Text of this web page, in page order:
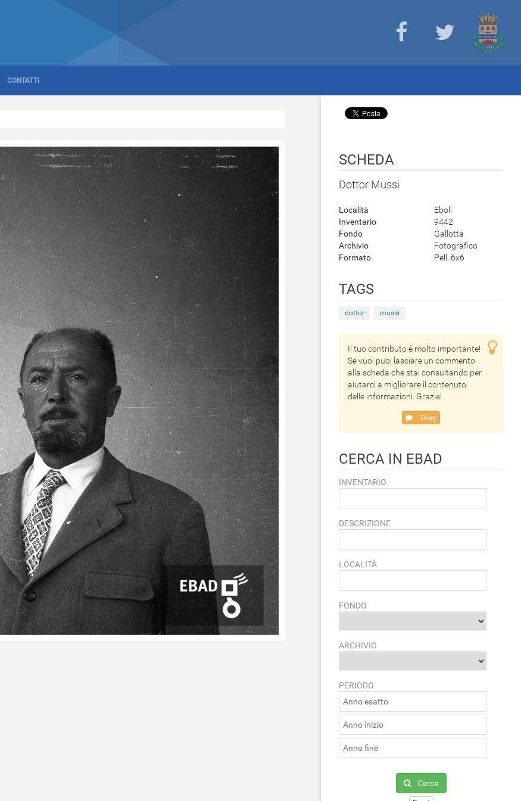
CONTATTI
SCHEDA
Dottor Mussi
Località
Eboli
Inventario
9442
Fondo
Gallotta
Archivio
Fotografico
Formato
Pell. 6x6
TAGS
dottor mussi
Il tuo contributo è molto importante!
Se vuoi puoi lasciare un commento
alla scheda che stai consultando per
aiutarci a migliorare il contenuto
delle informazioni. Grazie!
Okay
CERCA IN EBAD
INVENTARIO
DESCRIZIONE
LOCALITÀ
FONDO
ARCHIVIO
PERIODO
Cerca